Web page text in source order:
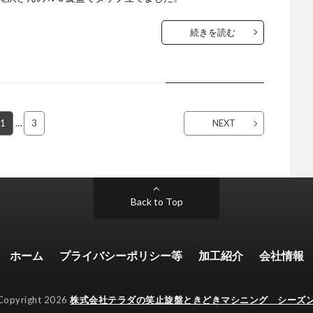
続きを読む
1 … 3 NEXT
Back to Top
ホーム プライバシーポリシー等 加工紹介 会社情報
2026株式会社テラダの笑止旋盤ときどきマシニング シーズ